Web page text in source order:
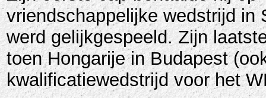
vriendschappelijke wedstrijd in
werd gelijkgespeeld. Zijn
toen Hongarije in Budapest
kwalificatiewedstrijd voor het